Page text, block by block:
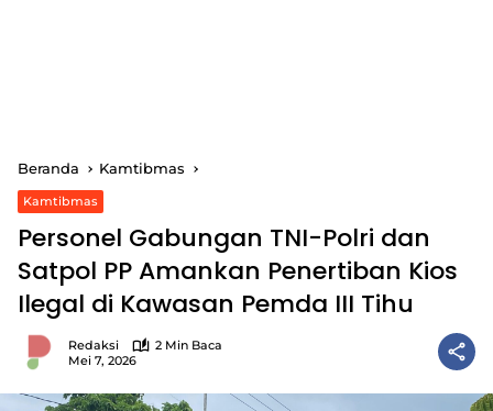
Beranda Kamtibmas
Kamtibmas
Personel Gabungan TNI-Polri dan
Satpol PP Amankan Penertiban Kios
Ilegal di Kawasan Pemda III Tihu
Redaksi
2 Min Baca
Mei 7, 2026